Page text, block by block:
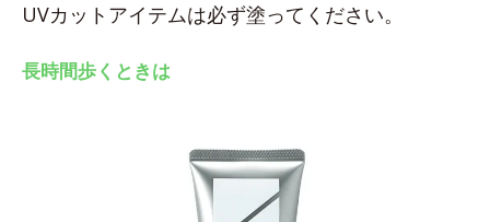
UVカットアイテムは必ず塗ってください。
長時間歩くときは